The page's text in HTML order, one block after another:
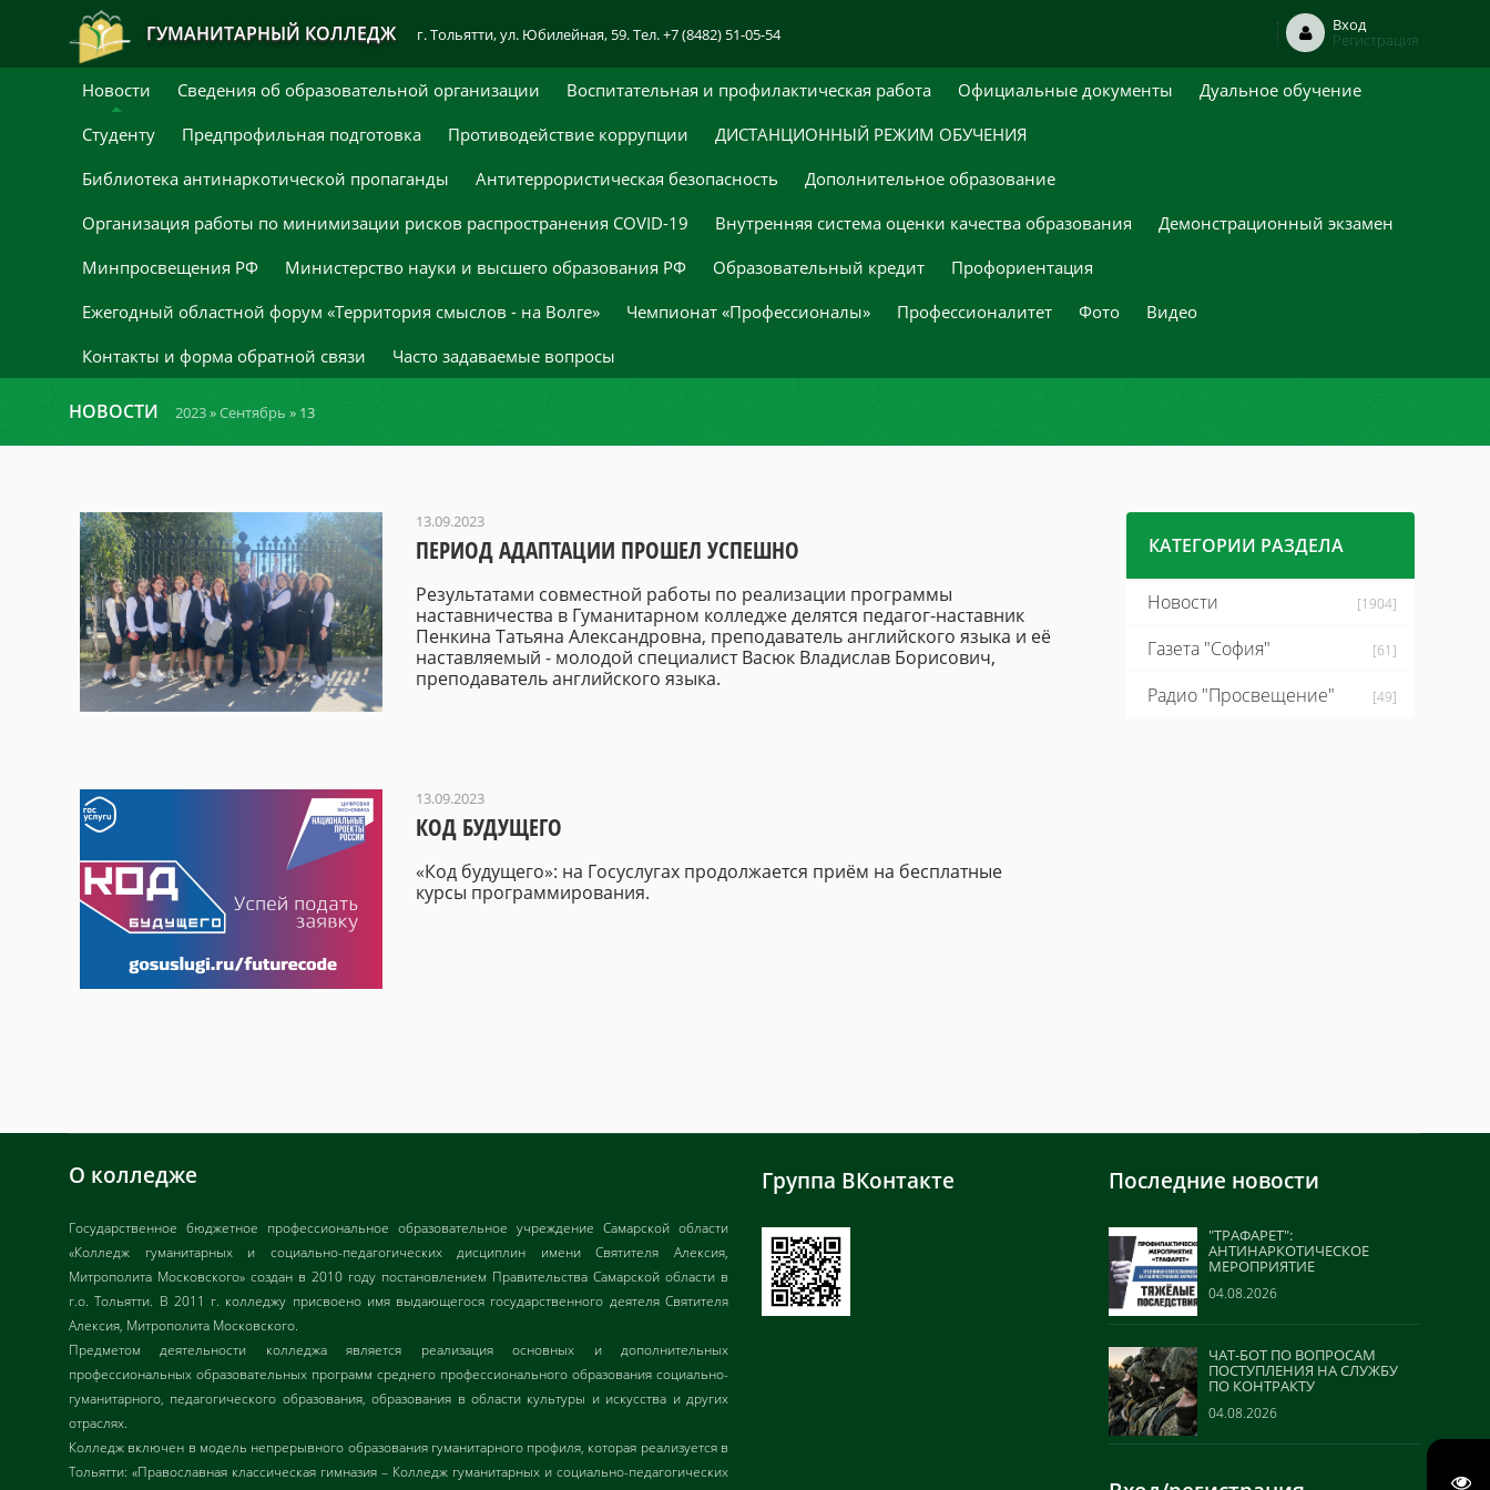
ГУМАНИТАРНЫЙ КОЛЛЕДЖ г. Тольятти, ул. Юбилейная, 59. Тел. +7 (8482) 51-05-54 Вход
Регистрация
Новости Сведения об образовательной организации Воспитательная и профилактическая работа Официальные документы
Дуальное обучение
Студенту
Предпрофильная подготовка Противодействие коррупции
ДИСТАНЦИОННЫЙ РЕЖИМ ОБУЧЕНИЯ
Библиотека антинаркотической пропаганды
Антитеррористическая безопасность
Дополнительное образование
Организация работы по минимизации рисков распространения COVID-19
Внутренняя система оценки качества образования
Демонстрационный экзамен
Минпросвещения РФ
Министерство науки и высшего образования РФ Образовательный кредит
Профориентация
Ежегодный областной форум «Территория смыслов - на Волге»
Чемпионат «Профессионалы» Профессионалитет Фото
Видео
Контакты и форма обратной связи
Часто задаваемые вопросы
НОВОСТИ 2023»Сентябрь » 13
13.09.2023
ПЕРИОД АДАПТАЦИИ ПРОШЕЛ УСПЕШНО
Результатами совместной работы по реализации программы
наставничества в Гуманитарном колледже делятся педагог-наставник
Пенкина Татьяна Александровна, преподаватель английского языка и её
наставляемый - молодой специалист Васюк Владислав Борисович,
преподаватель английского языка.
13.09.2023
КОД БУДУЩЕГО
«Код будущего»: на Госуслугах продолжается приём на бесплатные
курсы программирования.
КАТЕГОРИИ РАЗДЕЛА
Новости [1904]
Газета "София" [61]
Радио "Просвещение" [49]
О колледже
Государственное бюджетное профессиональное образовательное учреждение Самарской области
«Колледж гуманитарных и социально-педагогических дисциплин имени Святителя Алексия,
Митрополита Московского» создан в 2010 году постановлением Правительства Самарской области в
г.о. Тольятти. В 2011 г. колледжу присвоено имя выдающегося государственного деятеля Святителя
Алексия, Митрополита Московского.
Предметом деятельности колледжа является реализация основных и дополнительных
профессиональных образовательных программ среднего профессионального образования социально-
гуманитарного, педагогического образования, образования в области культуры и искусства и других
отраслях.
Колледж включен в модель непрерывного образования гуманитарного профиля, которая реализуется в
Тольятти: «Православная классическая гимназия – Колледж гуманитарных и социально-педагогических
Группа ВКонтакте Последние новости
"ТРАФАРЕТ":
АНТИНАРКОТИЧЕСКОЕ
МЕРОПРИЯТИЕ
04.08.2026
ЧАТ-БОТ ПО ВОПРОСАМ
ПОСТУПЛЕНИЯ НА СЛУЖБУ
ПО КОНТРАКТУ
04.08.2026